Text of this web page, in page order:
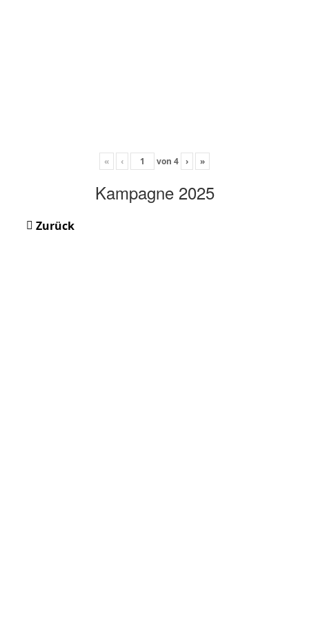
« ‹ von 4 › »
Kampagne 2025
Zurück